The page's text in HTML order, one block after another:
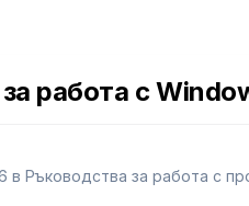
работа с
в Ръководства за работа с